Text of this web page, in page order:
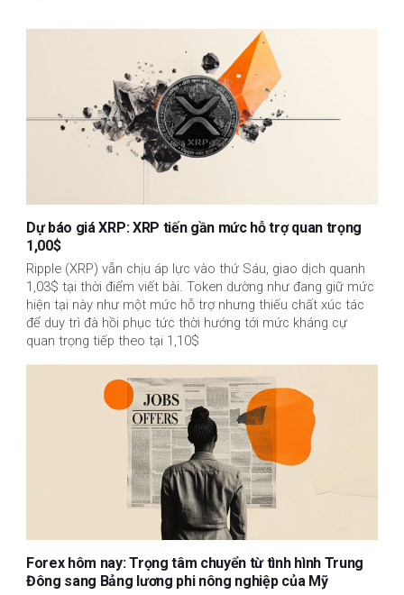
Dự báo giá XRP: XRP tiến gần mức hỗ trợ quan trọng
1,00$
Ripple (XRP) vẫn chịu áp lực vào thứ Sáu, giao dịch quanh
1,03$ tại thời điểm viết bài. Token dường như đang giữ mức
hiện tại này như một mức hỗ trợ nhưng thiếu chất xúc tác
để duy trì đà hồi phục tức thời hướng tới mức kháng cự
quan trọng tiếp theo tại 1,10$
Forex hôm nay: Trọng tâm chuyển từ tình hình Trung
Đông sang Bảng lương phi nông nghiệp của Mỹ